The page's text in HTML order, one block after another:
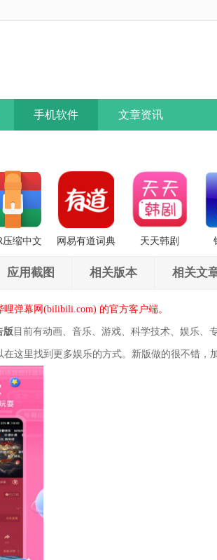
手机软件 文章资讯
压缩中文
网易有道词典 天天韩剧
应用截图 相关版本 相关文
弹幕网(bilibili.com) 的官方客户端。
版 目前有动画、音乐、游戏、科学技术、娱乐、
这里找到更多娱乐的方式。新版做的很不错，